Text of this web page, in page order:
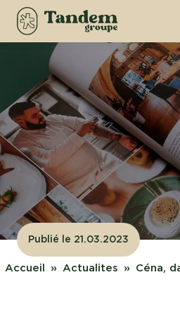
Publié le 21.03.2023
Accueil Actualites Céna,